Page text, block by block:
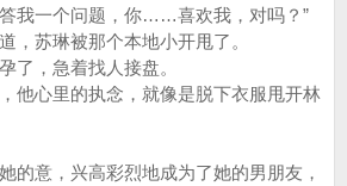
我一个问题，你……喜欢我，对吗？”
苏琳被那个本地小开甩了。
，急着找人接盘。
心里的执念，就像是脱下衣服甩开林
意，兴高彩烈地成为了她的男朋友，